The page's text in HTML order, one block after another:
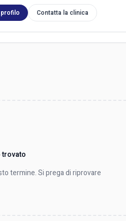
Contatta la clinica
trovato
termine. Si prega di riprovare